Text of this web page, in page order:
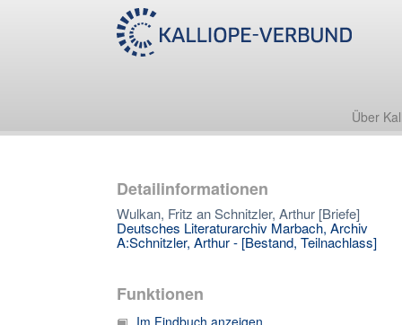
Über
Detailinformationen
Wulkan, Fritz an Schnitzler, Arthur [Briefe]
Deutsches Literaturarchiv Marbach, Archiv
A:Schnitzler, Arthur - [Bestand, Teilnachlass]
Funktionen
Im Findbuch anzeigen